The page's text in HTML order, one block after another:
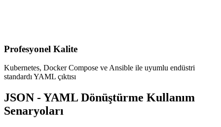
Profesyonel Kalite
Kubernetes, Docker Compose ve Ansible ile uyumlu endüstri
standardı YAML çıktısı
JSON - YAML Dönüştürme Kullanım
Senaryoları